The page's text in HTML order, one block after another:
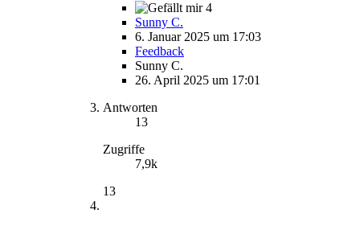
4
Sunny C.
6. Januar 2025 um 17:03
Feedback
Sunny C.
26. April 2025 um 17:01
Antworten
13
Zugriffe
7,9k
13